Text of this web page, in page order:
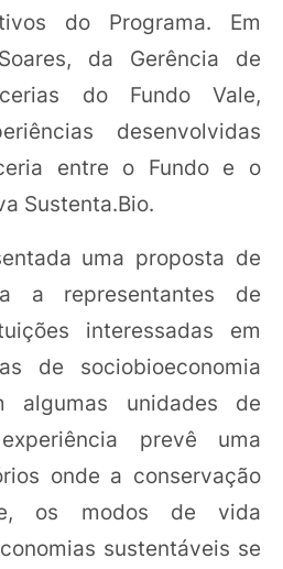
do Programa. Em
da Gerência de
do Fundo Vale,
desenvolvidas
entre o Fundo e o
Sustenta.Bio.
uma proposta de
a representantes de
interessadas em
de sociobioeconomia
algumas unidades de
prevê uma
onde a conservação
os modos de vida
sustentáveis se